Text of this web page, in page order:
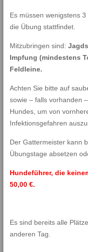
Es müssen wenigstens
die Übung stattfindet.
Mitzubringen sind:
Impfung (mindestens
Feldleine.
Achten Sie bitte auf
sowie – falls vorhanden
Hundes, um von
Infektionsgefahren
Der Gattermeister kann
Übungstage absetzen
Hundeführer, die
50,00 €.
Es sind bereits alle
anderen Tag.